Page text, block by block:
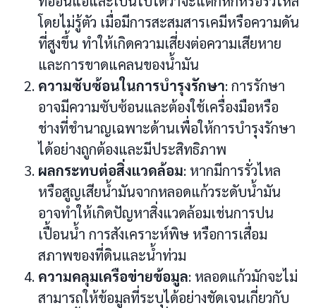
โดยไม่รู้ตัว เมื่อมีการสะสมสารเคมีหรือความดัน
ที่สูงขึ้น ทำให้เกิดความเสี่ยงต่อความเสียหาย
และการขาดแคลนของน้ำมัน
ความซับซ้อนในการบำรุงรักษา: การรักษา
อาจมีความซับซ้อนและต้องใช้เครื่องมือหรือ
ช่างที่ชำนาญเฉพาะด้านเพื่อให้การบำรุงรักษา
ได้อย่างถูกต้องและมีประสิทธิภาพ
ผลกระทบต่อสิ่งแวดล้อม: หากมีการรั่วไหล
หรือสูญเสียน้ำมันจากหลอดแก้วระดับน้ำมัน
อาจทำให้เกิดปัญหาสิ่งแวดล้อมเช่นการปน
เปื้อนน้ำ การสังเคราะห์พิษ หรือการเสื่อม
สภาพของที่ดินและน้ำท่วม
ความคลุมเครือข่ายข้อมูล: หลอดแก้วมักจะไม่
สามารถให้ข้อมูลที่ระบุได้อย่างชัดเจนเกี่ยวกับ